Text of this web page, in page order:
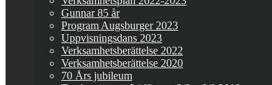
Gunnar 85 år
Program Augsburger 2023
Uppvisningsdans 2023
Verksamhetsberättelse 2022
Verksamhetsberättelse 2020
70 Års jubileum